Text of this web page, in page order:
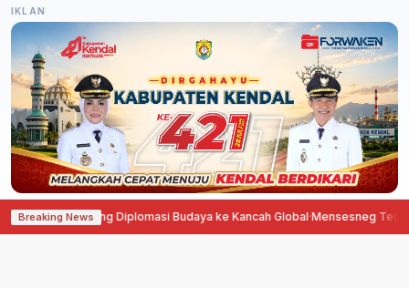
IKLAN
Breaking NewsDorong Diplomasi Budaya ke Kancah Global·Mensesneg